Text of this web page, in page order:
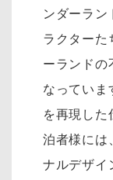
ンダーラン
ラクターた
ーランドの
なっていま
を再現した
泊者様には
ナルデザイ